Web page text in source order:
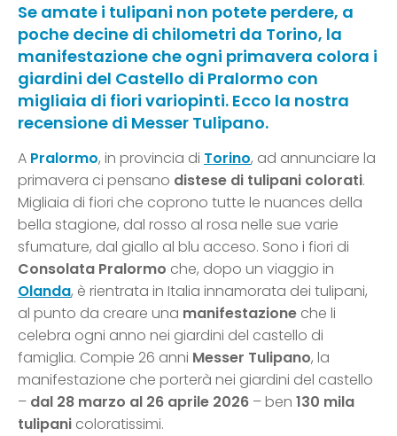
Se amate i tulipani non potete perdere, a
poche decine di chilometri da Torino, la
manifestazione che ogni primavera colora i
giardini del Castello di Pralormo con
migliaia di fiori variopinti. Ecco la nostra
recensione di Messer Tulipano.
A Pralormo, in provincia di Torino, ad annunciare la
primavera ci pensano distese di tulipani colorati.
Migliaia di fiori che coprono tutte le nuances della
bella stagione, dal rosso al rosa nelle sue varie
sfumature, dal giallo al blu acceso. Sono i fiori di
Consolata Pralormo che, dopo un viaggio in
Olanda, è rientrata in Italia innamorata dei tulipani,
al punto da creare una manifestazione che li
celebra ogni anno nei giardini del castello di
famiglia. Compie 26 anni Messer Tulipano, la
manifestazione che porterà nei giardini del castello
– dal 28 marzo al 26 aprile 2026 – ben 130 mila
tulipani coloratissimi.